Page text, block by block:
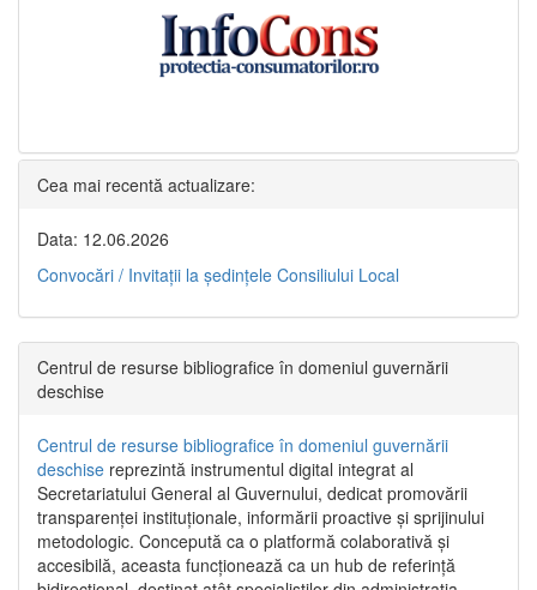
Cea mai recentă actualizare:
Data: 12.06.2026
Convocări / Invitaţii la şedinţele Consiliului Local
Centrul de resurse bibliografice în domeniul guvernării
deschise
Centrul de resurse bibliografice în domeniul guvernării
deschise reprezintă instrumentul digital integrat al
Secretariatului General al Guvernului, dedicat promovării
transparenței instituționale, informării proactive și sprijinului
metodologic. Concepută ca o platformă colaborativă și
accesibilă, aceasta funcționează ca un hub de referință